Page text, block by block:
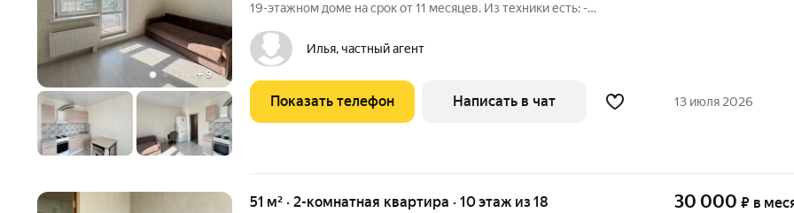
+ 9
19-этажном доме на срок от 11 месяцев. Из техники есть: -
Кондиционер - Микроволновка - Пылесос Дом - монолитный, окна
выходят
Илья, частный агент
Показать телефон Написать в чат 13 июля 2026
51 м² · 2-комнатная квартира · 10 этаж из 18 30 000 ₽ в